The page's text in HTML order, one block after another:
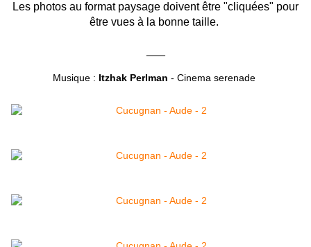
Les photos au format paysage doivent être "cliquées" pour
être vues à la bonne taille.
Musique : Itzhak Perlman - Cinema serenade